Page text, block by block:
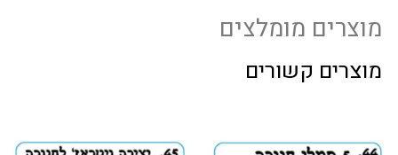
מוצרים מומלצים
מוצרים קשורים